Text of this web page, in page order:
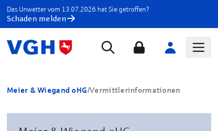
Das Unwetter vom 13.07.2026 hat Sie getroffen?
Schaden melden
Meier & Wiegand oHG/Vermittlerinformationen